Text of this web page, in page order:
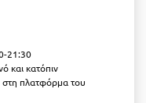
21:30
και κατόπιν
στη πλατφόρμα του